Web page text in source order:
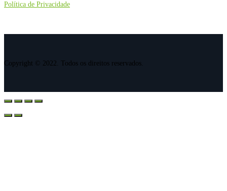
Política de Privacidade
Copyright © 2022. Todos os direitos reservados.